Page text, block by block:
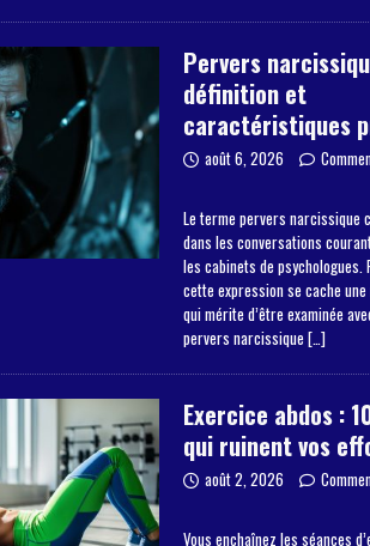
Pervers
définition et
caractéristiques
août 6, 2026
Le terme pervers narcissique
dans les conversations
les cabinets de
cette expression se cache
qui mérite d’être examinée
pervers narcissique […]
Exercice abdos :
qui ruinent vos
août 2, 2026
Vous enchaînez les séances